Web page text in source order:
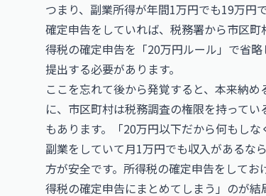
つまり、副業所得が年間1万円でも19万円
確定申告をしていれば、税務署から市区
得税の確定申告を「20万円ルール」で省
提出する必要があります。
ここを忘れて後から発覚すると、本来納
に、市区町村は税務調査の権限を持って
もあります。「20万円以下だから何もし
副業をしていて月1万円でも収入があるな
方が安全です。所得税の確定申告をして
得税の確定申告にまとめてしまう」のが